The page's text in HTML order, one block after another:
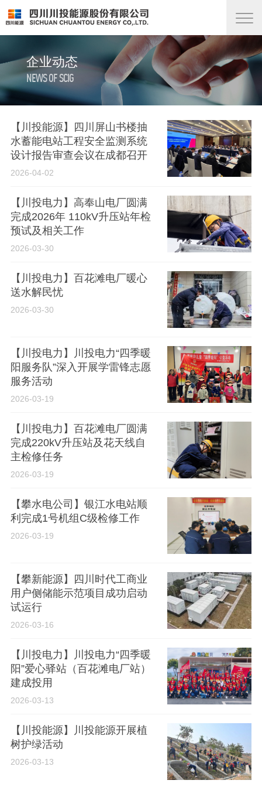
企业动态
NEWS OF SCIG
【川投能源】四川屏山书楼抽
水蓄能电站工程安全监测系统
设计报告审查会议在成都召开
2026-04-02
【川投电力】高奉山电厂圆满
完成2026年 110kV升压站年检
预试及相关工作
2026-03-30
【川投电力】百花滩电厂暖心
送水解民忧
2026-03-30
【川投电力】川投电力“四季暖
阳服务队”深入开展学雷锋志愿
服务活动
2026-03-19
【川投电力】百花滩电厂圆满
完成220kV升压站及花天线自
主检修任务
2026-03-19
【攀水电公司】银江水电站顺
利完成1号机组C级检修工作
2026-03-19
【攀新能源】四川时代工商业
用户侧储能示范项目成功启动
试运行
2026-03-16
【川投电力】川投电力“四季暖
阳”爱心驿站（百花滩电厂站）
建成投用
2026-03-13
【川投能源】川投能源开展植
树护绿活动
2026-03-13